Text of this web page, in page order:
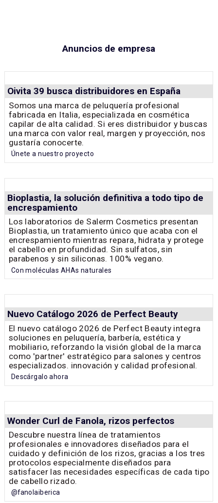
Anuncios de empresa
Oivita 39 busca distribuidores en España
Somos una marca de peluquería profesional
fabricada en Italia, especializada en cosmética
capilar de alta calidad. Si eres distribuidor y buscas
una marca con valor real, margen y proyección, nos
Únete a nuestro proyecto
Bioplastia, la solución definitiva a todo tipo de
encrespamiento
Los laboratorios de Salerm Cosmetics presentan
Bioplastia, un tratamiento único que acaba con el
encrespamiento mientras repara, hidrata y protege
parabenos y sin siliconas. 100% vegano.